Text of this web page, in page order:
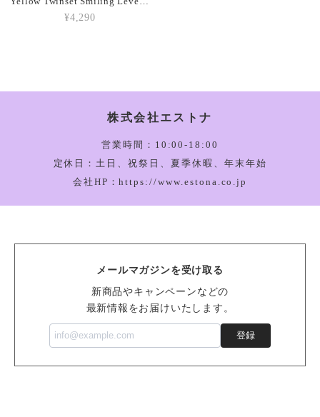
2026/03/05
Vivacious Vegetable Pumpkin_VV6PUM
2026/03/05
Sensational Seafood Mussel_SSEA6M
¥4,290
株式会社エストナ
営業時間：10:00-18:00
定休日：土日、祝祭日、夏季休暇、年末年始
会社HP：https://www.estona.co.jp
メールマガジンを受け取る
新商品やキャンペーンなどの
最新情報をお届けいたします。
登録